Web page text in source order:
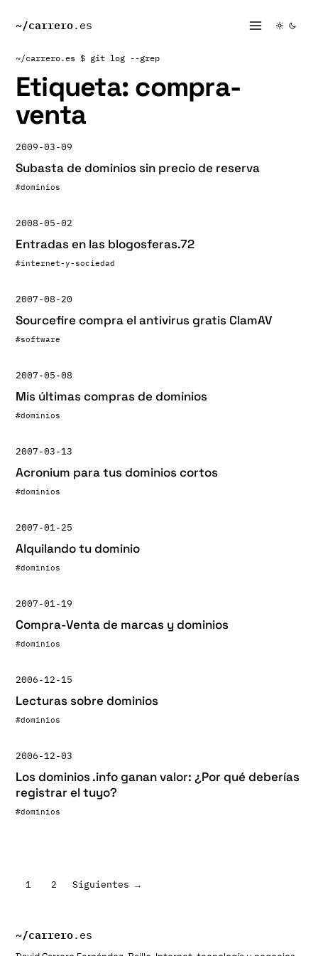
~/carrero.es
~/carrero.es $ git log --grep
Etiqueta: compra-
venta
2009-03-09
Subasta de dominios sin precio de reserva
#dominios
2008-05-02
Entradas en las blogosferas.72
#internet-y-sociedad
2007-08-20
Sourcefire compra el antivirus gratis ClamAV
#software
2007-05-08
Mis últimas compras de dominios
#dominios
2007-03-13
Acronium para tus dominios cortos
#dominios
2007-01-25
Alquilando tu dominio
#dominios
2007-01-19
Compra-Venta de marcas y dominios
#dominios
2006-12-15
Lecturas sobre dominios
#dominios
2006-12-03
Los dominios .info ganan valor: ¿Por qué deberías
registrar el tuyo?
#dominios
Paginación
entradas
1 2 Siguientes →
~/carrero.es